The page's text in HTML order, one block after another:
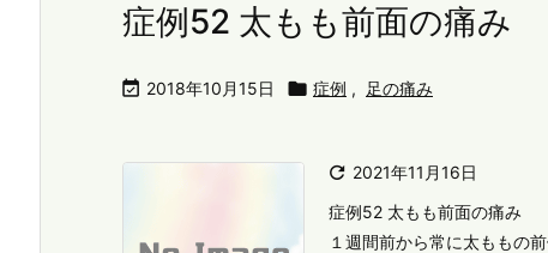
症例52 太もも前面の痛み
 2018年10月15日  症例 , 足の痛み
 2021年11月16日
症例52 太もも前面の痛み
１週間前から常に太ももの